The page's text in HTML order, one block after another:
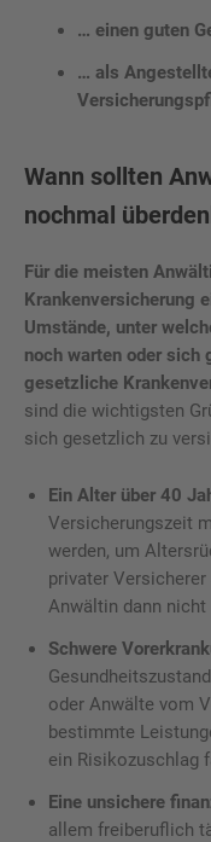
… einen guten
… als
Wann sollten
nochmal
Für die meisten
Krankenversicherung
Umstände, unter
noch warten oder
gesetzliche
sind die wichtigsten
sich gesetzlich zu
Ein Alter über 40
Versicherungszeit
werden, um
privater
Anwältin dann nicht
Schwere
oder Anwälte vom
bestimmte
ein Risikozuschlag
Eine unsichere
allem freiberuflich